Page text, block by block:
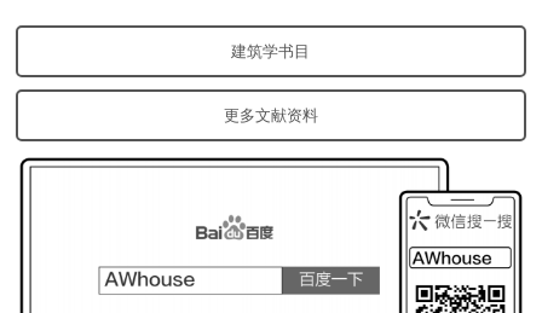
建筑学书目
更多文献资料